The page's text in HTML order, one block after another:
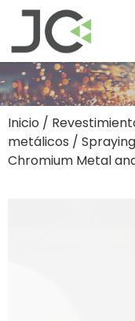
Inicio /
metálicos /
Chromium Metal